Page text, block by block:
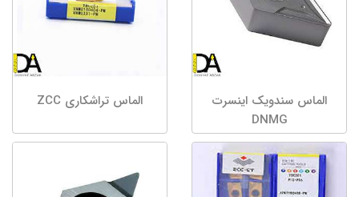
الماس سندویک اینسرت
DNMG
الماس تراشکاری ZCC